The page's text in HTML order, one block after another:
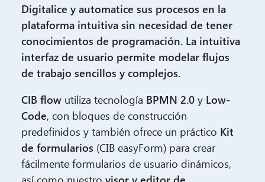
Digitalice y automatice sus procesos en la
plataforma intuitiva sin necesidad de tener
conocimientos de programación. La intuitiva
interfaz de usuario permite modelar flujos
de trabajo sencillos y complejos.
CIB flowutiliza tecnología BPMN 2.0y Low-
Code, con bloques de construcción
predefinidos y también ofrece un práctico Kit
de formularios(CIB easyForm) para crear
fácilmente formularios de usuario dinámicos,